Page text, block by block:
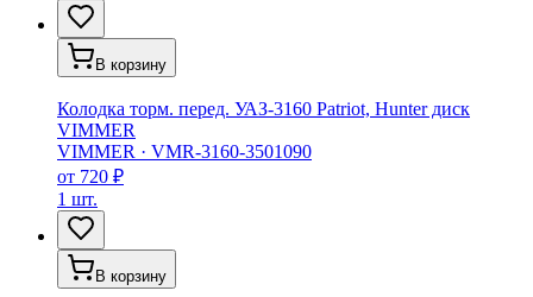
В корзину
Колодка торм. перед. УАЗ-3160 Patriot, Hunter диск
VIMMER
VIMMER · VMR-3160-3501090
от 720 ₽
1 шт.
В корзину